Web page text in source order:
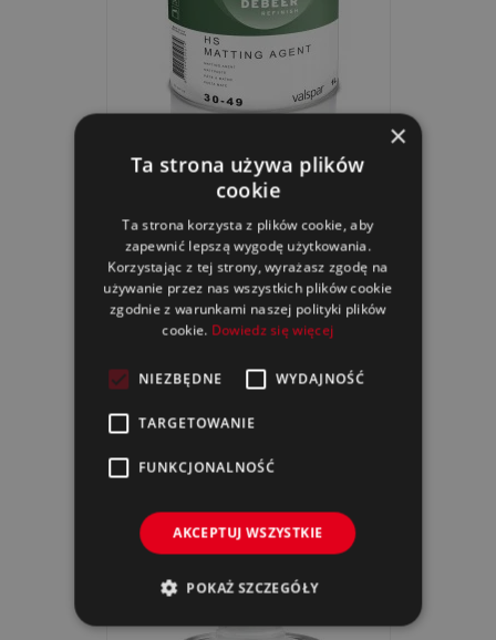
30-49 HS Matting Agent
30-69 HS Taping Agent
×
Ta strona używa plików
cookie
Ta strona korzysta z plików cookie, aby
zapewnić lepszą wygodę użytkowania.
Korzystając z tej strony, wyrażasz zgodę na
używanie przez nas wszystkich plików cookie
zgodnie z warunkami naszej polityki plików
cookie. Dowiedz się więcej
NIEZBĘDNE WYDAJNOŚĆ
TARGETOWANIE
FUNKCJONALNOŚĆ
AKCEPTUJ WSZYSTKIE
POKAŻ SZCZEGÓŁY